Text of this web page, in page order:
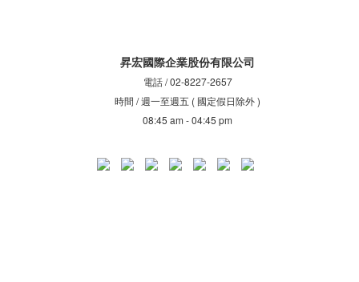
昇宏國際企業股份有限公司
電話 / 02-8227-2657
時間 / 週一至週五 ( 國定假日除外 )
08:45 am - 04:45 pm